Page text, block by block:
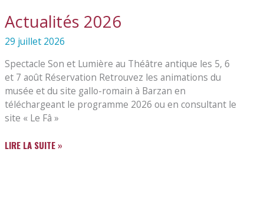
Actualités 2026
29 juillet 2026
Spectacle Son et Lumière au Théâtre antique les 5, 6
et 7 août Réservation Retrouvez les animations du
musée et du site gallo-romain à Barzan en
téléchargeant le programme 2026 ou en consultant le
site « Le Fâ »
ACTUALITÉS
LIRE LA SUITE »